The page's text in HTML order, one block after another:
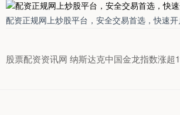
配资正规网上炒股平台，安全交易首选，快速
股票配资资讯网 纳斯达克中国金龙指数涨超